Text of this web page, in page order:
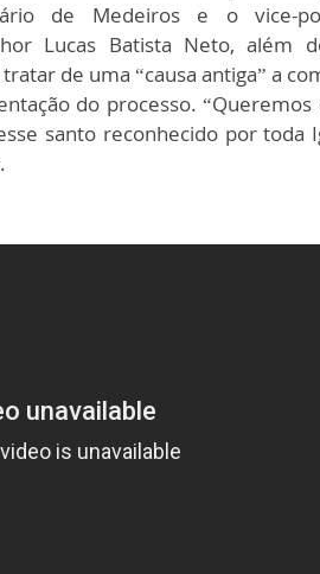
de Medeiros e o vice-
Lucas Batista Neto, além
de uma “causa antiga” a
do processo. “Queremos
santo reconhecido por toda